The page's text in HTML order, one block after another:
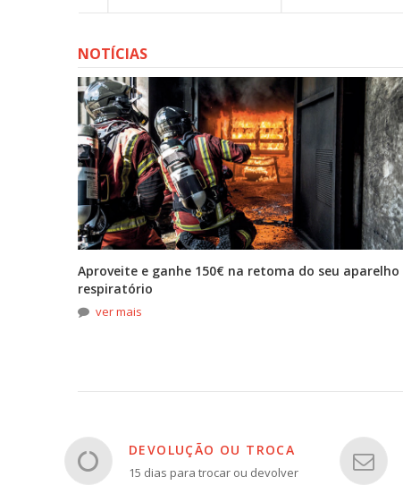
NOTÍCIAS
Aproveite e ganhe 150€ na retoma do seu aparelho
respiratório
ver mais
DEVOLUÇÃO OU TROCA
15 dias para trocar ou devolver